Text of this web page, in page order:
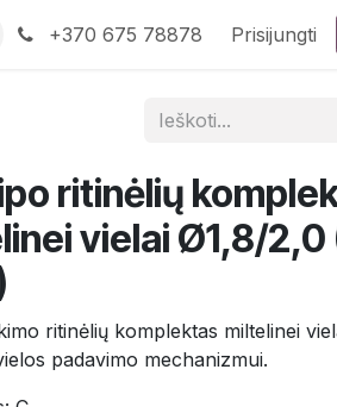
+370 675 78878 Prisijungti
ritinėlių
vielai Ø1,8/2,0
ritinėlių komplektas miltelinei
padavimo mechanizmui.